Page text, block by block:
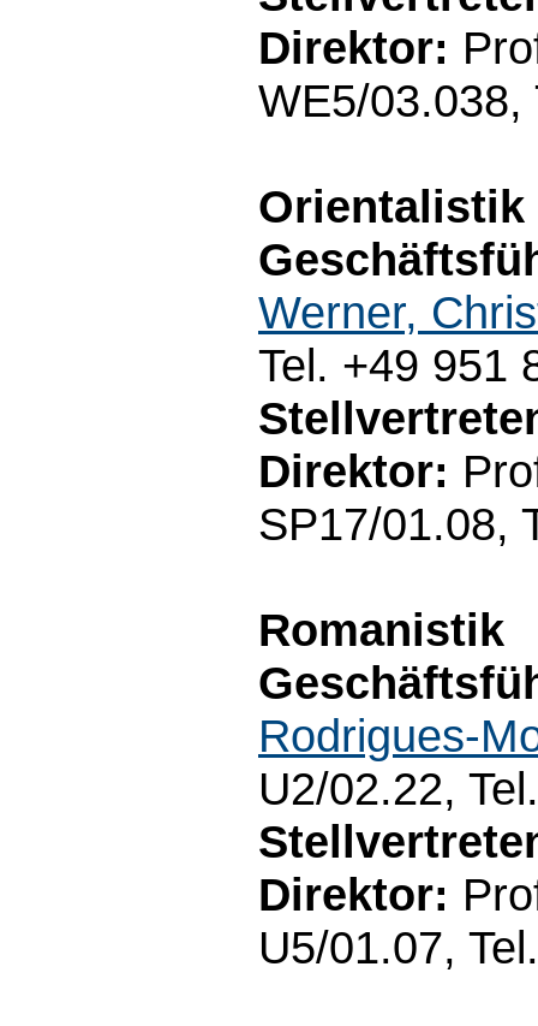
Direktor:
WE5/03.038,
Orientalistik
Werner,
Tel. +49 951
Direktor:
SP17/01.08,
Romanistik
Rodrigues-
U2/02.22,
Direktor:
U5/01.07,